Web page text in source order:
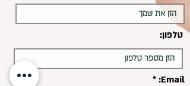
טלפון:
Email: